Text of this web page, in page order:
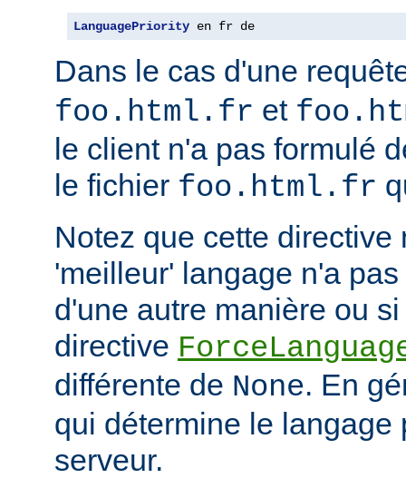
LanguagePriority en fr de
Dans le cas d'une
foo.html.fr et
le client n'a pas formulé
le fichier foo.html.fr
Notez que cette directive
'meilleur' langage n'a
d'une autre manière ou
directive
différente de None. En
qui détermine le langage
serveur.